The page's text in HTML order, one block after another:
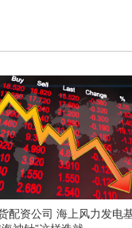
配资公司 海上风力发电